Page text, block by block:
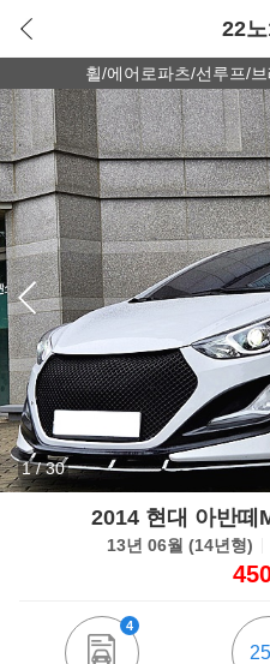
22
휠/에어로파츠/선루프/
1/30
2014 현대 아반떼
13년 06월 (14년형)
4